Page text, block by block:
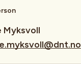
Myksvoll